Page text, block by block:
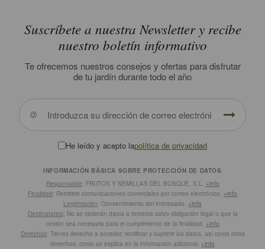
Suscríbete a nuestra Newsletter y recibe
nuestro boletín informativo
Te ofrecemos nuestros consejos y ofertas para disfrutar
de tu jardín durante todo el año
He leído y acepto lapolítica de privacidad
INFORMACIÓN BÁSICA SOBRE PROTECCIÓN DE DATOS
Responsable: FRUTOS Y SEMILLAS DEL BOSQUE, S.L. +info
Finalidad: Remitirte comunicaciones comerciales por correo electrónico. +info
Legitimación: Consentimiento del interesado. +info
Destinatarios: No se cederán datos a terceros salvo obligación legal o que la
cesión sea necesaria para el cumplimiento de la finalidad. +info
Derechos: Tienes derecho a acceder, rectificar y suprimir los datos, así como otros
derechos, como se explica en la información adicional. +info